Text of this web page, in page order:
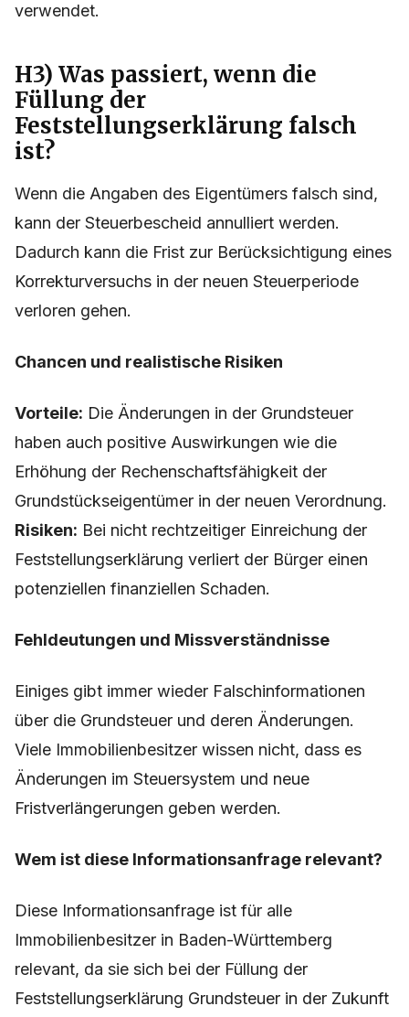
verwendet.
H3) Was passiert, wenn die
Füllung der
Feststellungserklärung falsch
ist?
Wenn die Angaben des Eigentümers falsch sind,
kann der Steuerbescheid annulliert werden.
Dadurch kann die Frist zur Berücksichtigung eines
Korrekturversuchs in der neuen Steuerperiode
verloren gehen.
Chancen und realistische Risiken
Vorteile: Die Änderungen in der Grundsteuer
haben auch positive Auswirkungen wie die
Erhöhung der Rechenschaftsfähigkeit der
Grundstückseigentümer in der neuen Verordnung.
Risiken: Bei nicht rechtzeitiger Einreichung der
Feststellungserklärung verliert der Bürger einen
potenziellen finanziellen Schaden.
Fehldeutungen und Missverständnisse
Einiges gibt immer wieder Falschinformationen
über die Grundsteuer und deren Änderungen.
Viele Immobilienbesitzer wissen nicht, dass es
Änderungen im Steuersystem und neue
Fristverlängerungen geben werden.
Wem ist diese Informationsanfrage relevant?
Diese Informationsanfrage ist für alle
Immobilienbesitzer in Baden-Württemberg
relevant, da sie sich bei der Füllung der
Feststellungserklärung Grundsteuer in der Zukunft